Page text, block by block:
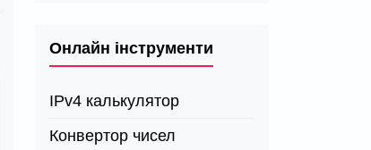
Онлайн інструменти
IPv4 калькулятор
Конвертор чисел